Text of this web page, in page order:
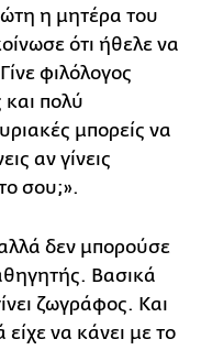
η μητέρα του
ότι ήθελε να
φιλόλογος
και πολύ
μπορείς να
αν γίνεις
σου;».
αλλά δεν μπορούσε
Βασικά
ζωγράφος. Και
να κάνει με το